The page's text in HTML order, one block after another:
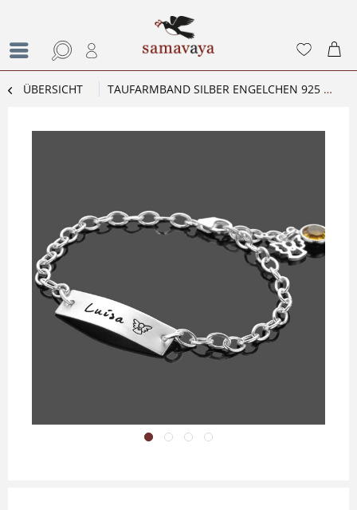
ÜBERSICHT TAUFARMBAND SILBER ENGELCHEN 925 GRAVUR ID SILBERARMBAND